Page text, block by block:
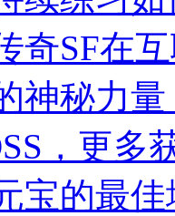
奇SF在
神秘力
，更多
宝的最